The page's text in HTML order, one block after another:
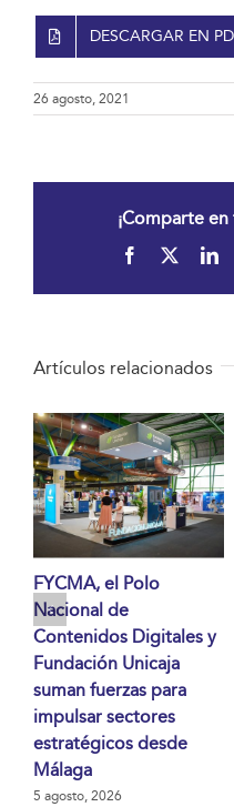
DESCARGAR EN
26 agosto, 2021
¡Comparte
Facebook
Artículos relacionados
FYCMA, el Polo
Nacional de
Contenidos Digitales y
Fundación Unicaja
suman fuerzas para
impulsar sectores
estratégicos desde
Málaga
5 agosto, 2026